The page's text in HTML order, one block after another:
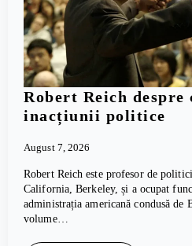
Robert Reich
inacțiunii politice
August 7, 2026
Robert Reich este profesor de
California, Berkeley, și a ocupat
administrația americană condusă
volume…